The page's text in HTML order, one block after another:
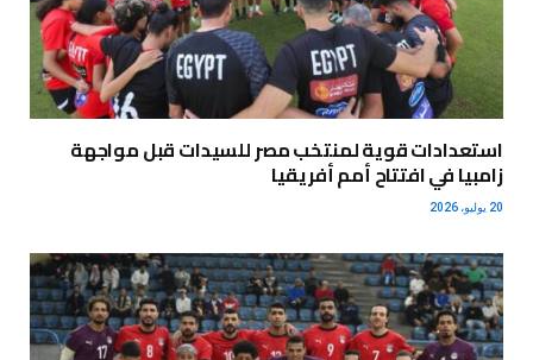
استعدادات قوية لمنتخب مصر للسيدات قبل مواجهة
زامبيا في افتتاح أمم أفريقيا
20 يوليو، 2026